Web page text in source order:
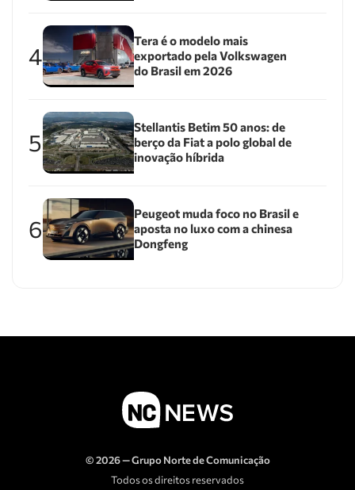
4
Tera é o modelo mais
exportado pela Volkswagen
do Brasil em 2026
5
Stellantis Betim 50 anos: de
berço da Fiat a polo global de
inovação híbrida
6
Peugeot muda foco no Brasil e
aposta no luxo com a chinesa
Dongfeng
© 2026 — Grupo Norte de Comunicação
Todos os direitos reservados